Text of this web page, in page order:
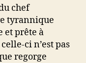
chef
tyrannique
et prête à
ci n’est pas
regorge